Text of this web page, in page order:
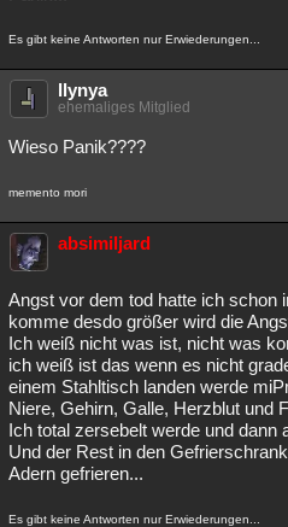
Es gibt keine Antworten nur Erwiederungen...
llynya
ehemaliges Mitglied
Wieso Panik????
memento mori
absimiljard
Angst vor dem tod hatte ich schon
komme desdo größer wird die
Ich weiß nicht was ist, nicht was
ich weiß ist das wenn es nicht
einem Stahltisch landen werde
Niere, Gehirn, Galle, Herzblut und
Ich total zersebelt werde und dann
Und der Rest in den
Adern gefrieren...
Es gibt keine Antworten nur Erwiederungen...